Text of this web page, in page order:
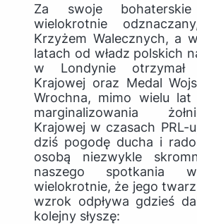
Za swoje
wielokrotnie
Krzyżem Walecznych, a
latach od władz polskich
w Londynie
Krajowej oraz Medal
Wrochna, mimo wielu lat
marginalizowania
Krajowej w czasach PRL-
dziś pogodę ducha i
osobą niezwykle
naszego spotkania
wielokrotnie, że jego
wzrok odpływa gdzieś
kolejny słyszę: